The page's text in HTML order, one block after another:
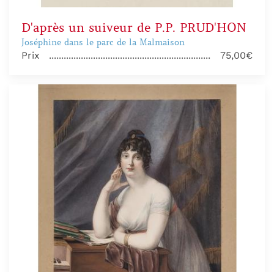
D'après un suiveur de P.P. PRUD'HON
Joséphine dans le parc de la Malmaison
Prix 75,00€